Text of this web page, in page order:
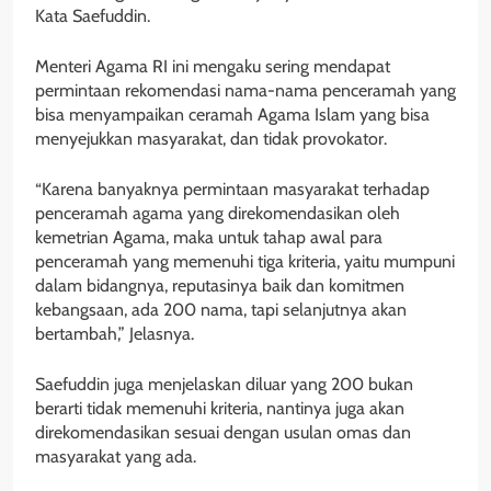
Kata Saefuddin.
Menteri Agama RI ini mengaku sering mendapat
permintaan rekomendasi nama-nama penceramah yang
bisa menyampaikan ceramah Agama Islam yang bisa
menyejukkan masyarakat, dan tidak provokator.
“Karena banyaknya permintaan masyarakat terhadap
penceramah agama yang direkomendasikan oleh
kemetrian Agama, maka untuk tahap awal para
penceramah yang memenuhi tiga kriteria, yaitu mumpuni
dalam bidangnya, reputasinya baik dan komitmen
kebangsaan, ada 200 nama, tapi selanjutnya akan
bertambah,” Jelasnya.
Saefuddin juga menjelaskan diluar yang 200 bukan
berarti tidak memenuhi kriteria, nantinya juga akan
direkomendasikan sesuai dengan usulan omas dan
masyarakat yang ada.